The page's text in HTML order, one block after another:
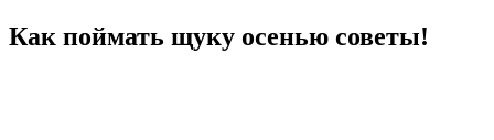
Как поймать щуку осенью советы!